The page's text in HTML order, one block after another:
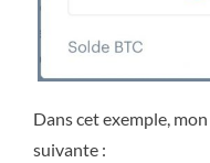
Dans cet exemple, mon
suivante :